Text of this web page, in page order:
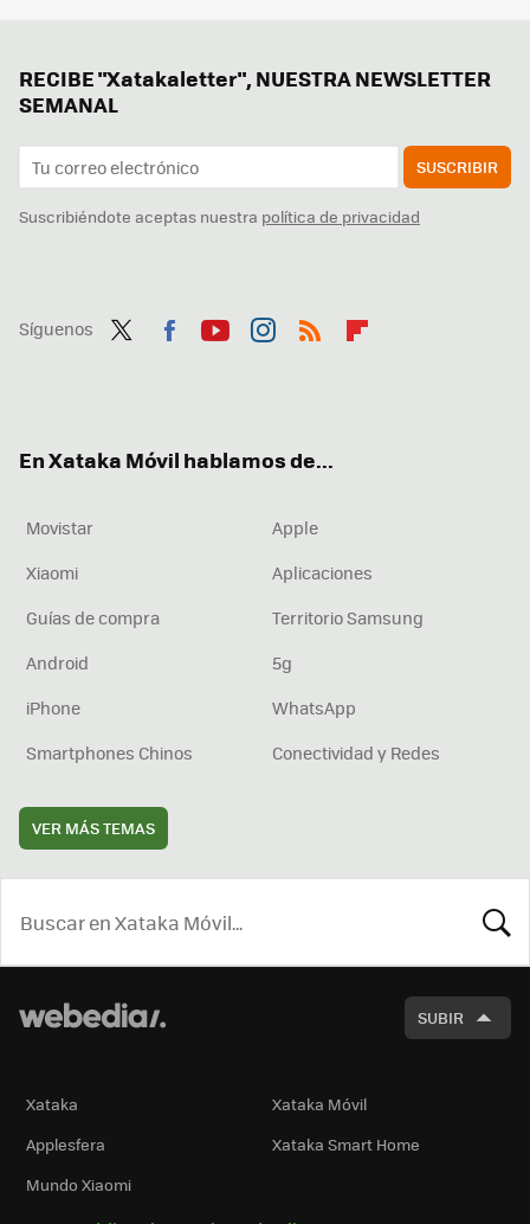
RECIBE "Xatakaletter", NUESTRA NEWSLETTER
SEMANAL
SUSCRIBIR
Suscribiéndote aceptas nuestra política de privacidad
Síguenos
En Xataka Móvil hablamos de...
Movistar
Apple
Xiaomi
Aplicaciones
Guías de compra
Territorio Samsung
Android
5g
iPhone
WhatsApp
Smartphones Chinos
Conectividad y Redes
VER MÁS TEMAS
SUBIR
Xataka
Xataka Móvil
Applesfera
Xataka Smart Home
Mundo Xiaomi